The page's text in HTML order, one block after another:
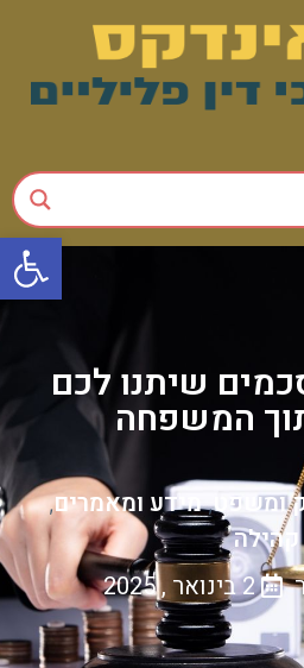
שיתנו לכם
המשפחה
ומשפט, מידע ומאמרים,
קהילה
2 בינואר , 2025